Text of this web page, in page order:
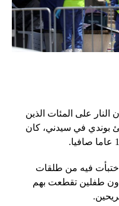
على المئات الذين
بوندي في سيدني، كان
فيه من طلقات
طفلين تقطعت بهم